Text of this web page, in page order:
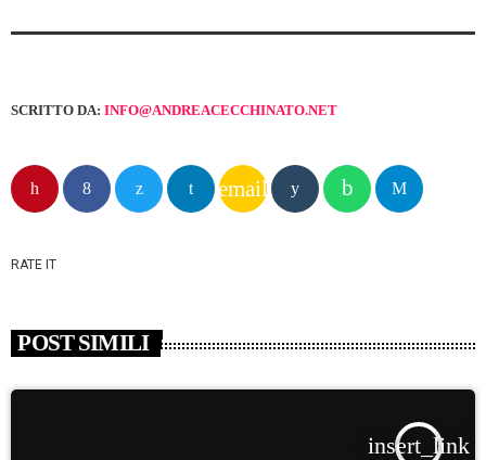
SCRITTO DA: INFO@ANDREACECCHINATO.NET
email
RATE IT
POST SIMILI
insert_link